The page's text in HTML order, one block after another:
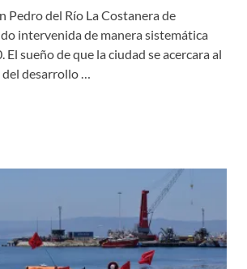
Pedro del Río La Costanera de
intervenida de manera sistemática
El sueño de que la ciudad se acercara al
del desarrollo …